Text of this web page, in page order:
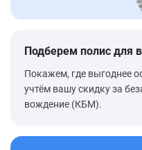
Подберем полис для
Покажем, где выгоднее
учтём вашу скидку за
вождение (КБМ).